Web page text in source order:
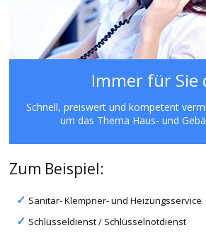
Immer für Sie
Schnell, preiswert und kompetent
um das Thema Haus- und
Zum Beispiel:
Sanitär- Klempner- und Heizungsservice
Schlüsseldienst / Schlüsselnotdienst